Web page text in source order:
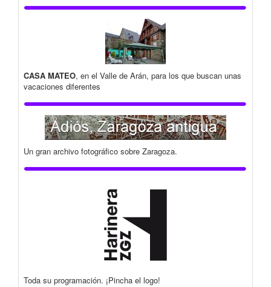
CASA MATEO, en el Valle de Arán, para los que buscan unas
vacaciones diferentes
Un gran archivo fotográfico sobre Zaragoza.
Toda su programación. ¡Pincha el logo!